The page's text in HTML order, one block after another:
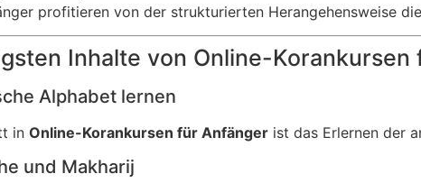
profitieren von der strukturierten Herangehensweise
Inhalte von Online-Korankursen
Alphabet lernen
in Online-Korankursen für Anfänger ist das Erlernen der
und Makharij